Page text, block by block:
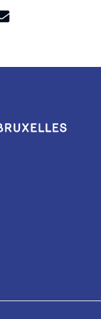
Mail